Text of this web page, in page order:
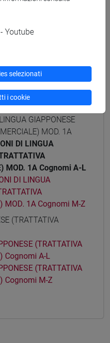
MOD. 1A
GIAPPONESE
MOD. 1A
DI LINGUA
MOD. 1A Cognomi A-L
DI LINGUA
MOD. 1A Cognomi M-Z
(TRATTATIVA
(TRATTATIVA
Cognomi A-L
(TRATTATIVA
Cognomi M-Z
Youtube
selezionati
i cookie